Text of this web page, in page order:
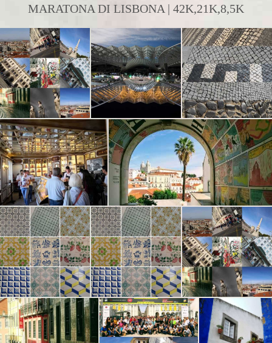
MARATONA DI LISBONA | 42K,21K,8,5K